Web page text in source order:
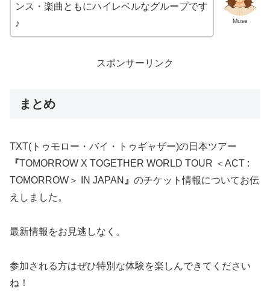
Muse
ンス・楽曲ともにハイレベルなグループです
♪
スポンサーリンク
まとめ
TXT(トゥモロー・バイ・トゥギャザー)の日本ツアー
『TOMORROW X TOGETHER WORLD TOUR ＜ACT :
TOMORROW＞ IN JAPAN 』 のチケット情報についてお伝
えしました。
最新情報をお見逃しなく。
参加される方はぜひ特別な体験を楽しんできてください
ね！